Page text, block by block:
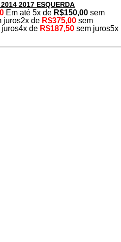
2017 ESQUERDA
Em até 5x de R$150,00 sem
juros2x de R$375,00 sem
juros4x de R$187,50 sem juros5x